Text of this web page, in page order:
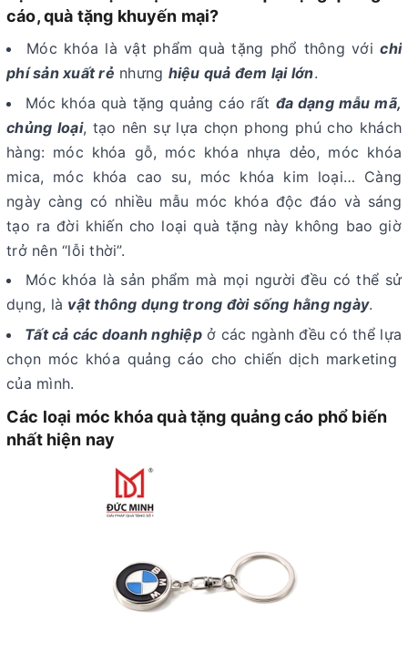
cáo, quà tặng khuyến mại?
Móc khóa là vật phẩm quà tặng phổ thông vớichi
phí sản xuất rẻ nhưng hiệu quả đem lại lớn.
Móc khóa quà tặng quảng cáo rất đa dạng mẫu mã,
chủng loại, tạo nên sự lựa chọn phong phú cho khách
hàng: móc khóa gỗ, móc khóa nhựa dẻo, móc khóa
mica, móc khóa cao su, móc khóa kim loại… Càng
ngày càng có nhiều mẫu móc khóa độc đáo và sáng
tạo ra đời khiến cho loại quà tặng này không bao giờ
trở nên “lỗi thời”.
Móc khóa là sản phẩm mà mọi người đều có thể sử
dụng, là vật thông dụng trong đời sống hằng ngày.
Tất cả các doanh nghiệpở các ngành đều có thể lựa
chọn móc khóa quảng cáo cho chiến dịch marketing
của mình.
Các loại móc khóa quà tặng quảng cáo phổ biến
nhất hiện nay